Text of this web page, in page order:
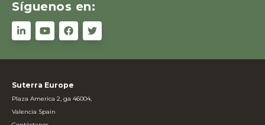
Síguenos en:
Suterra Europe
Plaza America 2, ga 46004,
Valencia Spain